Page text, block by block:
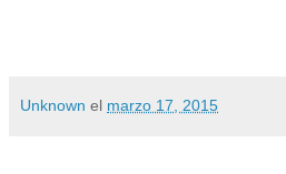
Unknown el marzo 17, 2015